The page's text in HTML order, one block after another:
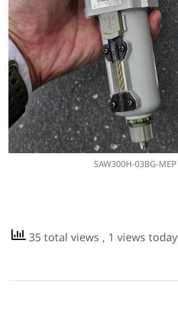
SAW300H-03BG-MEP
35 total views , 1 views today